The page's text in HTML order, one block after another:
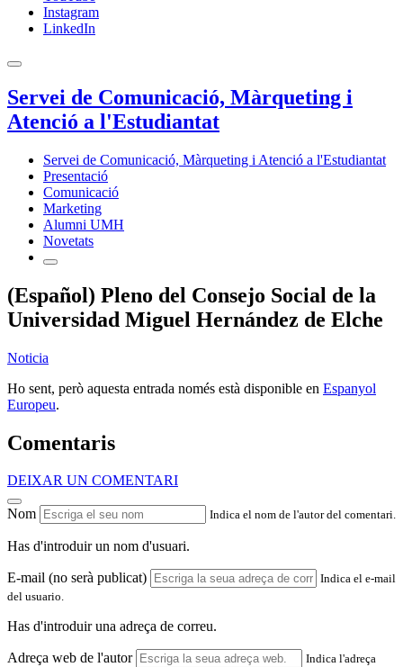
Instagram
LinkedIn
Servei de Comunicació, Màrqueting i
Atenció a l'Estudiantat
Servei de Comunicació, Màrqueting i Atenció a l'Estudiantat
Presentació
Comunicació
Marketing
Alumni UMH
Novetats
(Español) Pleno del Consejo Social de la
Universidad Miguel Hernández de Elche
Noticia
Ho sent, però aquesta entrada només està disponible en Espanyol
Europeu.
Comentaris
DEIXAR UN COMENTARI
Nom Indica el nom de l'autor del comentari.
Has d'introduir un nom d'usuari.
E-mail (no serà publicat)
Indica el e-mail
del usuario.
Has d'introduir una adreça de correu.
Adreça web de l'autor
Indica l'adreça